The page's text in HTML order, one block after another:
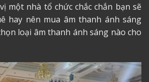
một nhà tổ chức chắc chắn bạn sẽ
hay nên mua âm thanh ánh sáng
loại âm thanh ánh sáng nào cho